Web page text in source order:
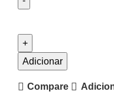
Tom
Crown
Mute
Adicionar
Compare